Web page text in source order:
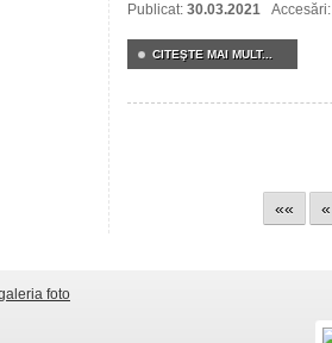
Publicat: 30.03.2021
CITEŞTE MAI MULT...
«« «
foto